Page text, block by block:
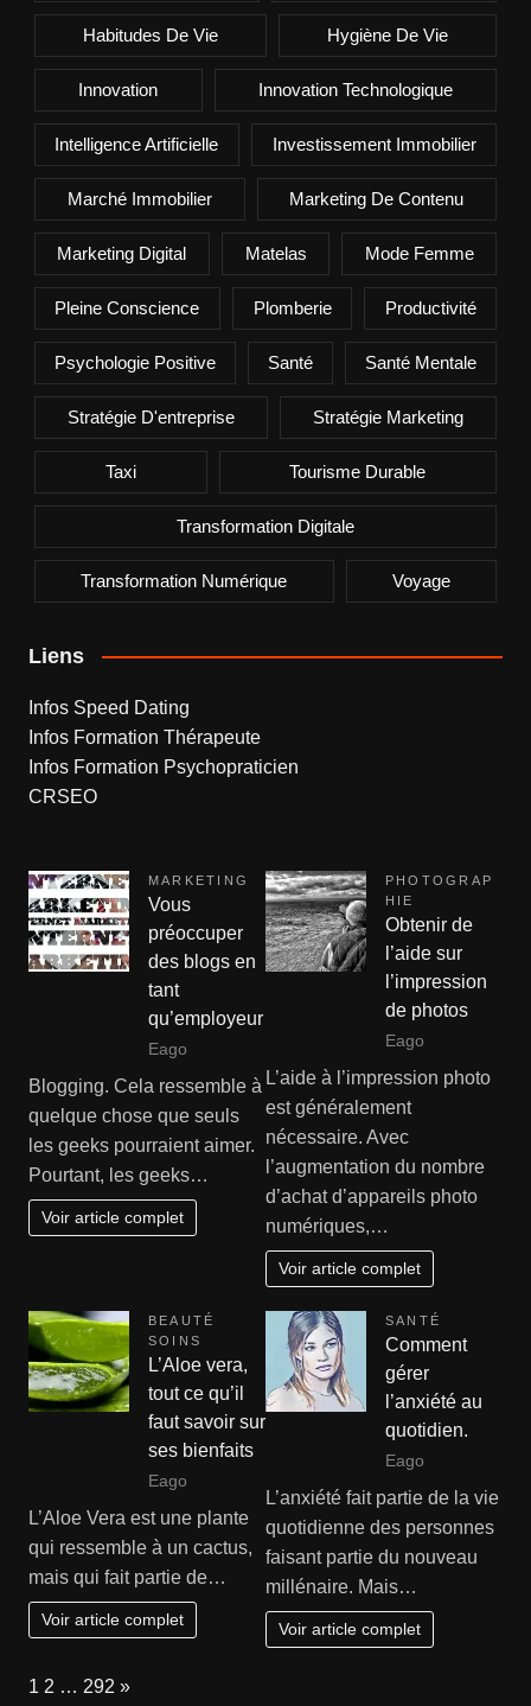
Habitudes De Vie Hygiène De Vie
Innovation Innovation Technologique
Intelligence Artificielle Investissement Immobilier
Marché Immobilier Marketing De Contenu
Marketing Digital Matelas Mode Femme
Pleine Conscience Plomberie Productivité
Psychologie Positive Santé Santé Mentale
Stratégie D'entreprise Stratégie Marketing
Taxi Tourisme Durable
Transformation Digitale
Transformation Numérique Voyage
Liens
Infos Speed Dating
Infos Formation Thérapeute
Infos Formation Psychopraticien
CRSEO
MARKETING
Vous
préoccuper
des blogs en
tant
qu’employeur
Eago
Blogging. Cela ressemble à
quelque chose que seuls
les geeks pourraient aimer.
Pourtant, les geeks…
Voir article complet
PHOTOGRAP
HIE
Obtenir de
l’aide sur
l’impression
de photos
Eago
L’aide à l’impression photo
est généralement
nécessaire. Avec
l’augmentation du nombre
d’achat d’appareils photo
numériques,…
Voir article complet
BEAUTÉ
SOINS
L’Aloe vera,
tout ce qu’il
faut savoir sur
ses bienfaits
Eago
L’Aloe Vera est une plante
qui ressemble à un cactus,
mais qui fait partie de…
Voir article complet
SANTÉ
Comment
gérer
l’anxiété au
quotidien.
Eago
L’anxiété fait partie de la vie
quotidienne des personnes
faisant partie du nouveau
millénaire. Mais…
Voir article complet
Page:
1 2 … 292 Next
»